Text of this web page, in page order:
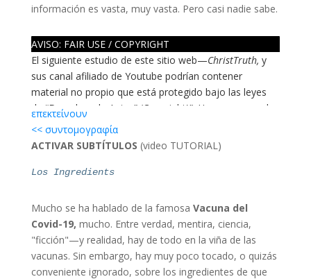
información es vasta, muy vasta. Pero casi nadie sabe.
AVISO: FAIR USE / COPYRIGHT
El siguiente estudio de este sitio web—ChristTruth, y
sus canal afiliado de Youtube podrían contener
material no propio que está protegido bajo las leyes
de “Derechos de Autor” (Copyright)”. Hacemos uso de
este material sin prpósito de fines de lucro, amparados
bajo la cláusula de derechos de autor de “Uso Justo”
(Fair Use), de la Sección 107 de Los derechos de
Autor (Coyright Act) de 1976 y bajo la protección de
enmienda constitucional de Estados Unidos y las leyes
internacionales sobre los derechos humanos.
Visite nuestra sección legal para más detalles.[L]Fair
use, Uso Justo
[LINK, CristoVerdad]
επεκτείνουν
<< συντομογραφία
ACTIVAR SUBTÍTULOS (video TUTORIAL)
Los Ingredients
Mucho se ha hablado de la famosa Vacuna del
Covid-19, mucho. Entre verdad, mentira, ciencia,
"ficción"—y realidad, hay de todo en la viña de las
vacunas. Sin embargo, hay muy poco tocado, o quizás
conveniente ignorado, sobre los ingredientes de que